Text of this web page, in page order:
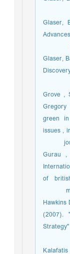
Glaser,
Glaser,
Grove
green
issues ,
Gurau
of
(2007).